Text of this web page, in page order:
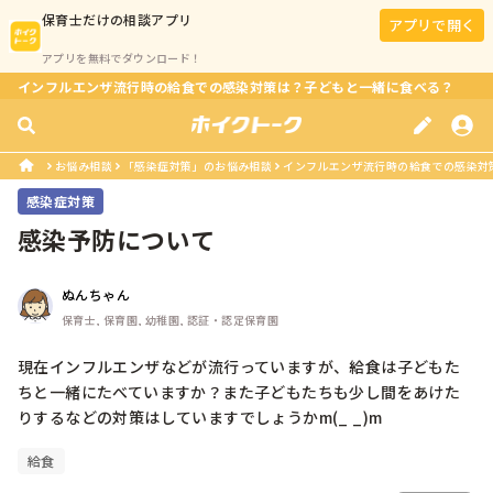
保育士だけの相談アプリ
アプリを無料でダウンロード！
アプリで開く
インフルエンザ流行時の給食での感染対策は？子どもと一緒に食べる？
お悩み相談 「感染症対策」のお悩み相談 インフルエンザ流行時の給食での感染
感染症対策
感染予防について
ぬんちゃん
保育士, 保育園, 幼稚園, 認証・認定保育園
現在インフルエンザなどが流行っていますが、給食は子どもた
ちと一緒にたべていますか？また子どもたちも少し間をあけた
りするなどの対策はしていますでしょうかm(_ _)m
給食